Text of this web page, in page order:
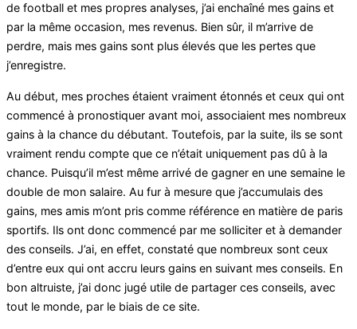
de football et mes propres analyses, j’ai enchaîné mes gains et
par la même occasion, mes revenus. Bien sûr, il m’arrive de
perdre, mais mes gains sont plus élevés que les pertes que
j’enregistre.
Au début, mes proches étaient vraiment étonnés et ceux qui ont
commencé à pronostiquer avant moi, associaient mes nombreux
gains à la chance du débutant. Toutefois, par la suite, ils se sont
vraiment rendu compte que ce n’était uniquement pas dû à la
chance. Puisqu’il m’est même arrivé de gagner en une semaine le
double de mon salaire. Au fur à mesure que j’accumulais des
gains, mes amis m’ont pris comme référence en matière de paris
sportifs. Ils ont donc commencé par me solliciter et à demander
des conseils. J’ai, en effet, constaté que nombreux sont ceux
d’entre eux qui ont accru leurs gains en suivant mes conseils. En
bon altruiste, j’ai donc jugé utile de partager ces conseils, avec
tout le monde, par le biais de ce site.